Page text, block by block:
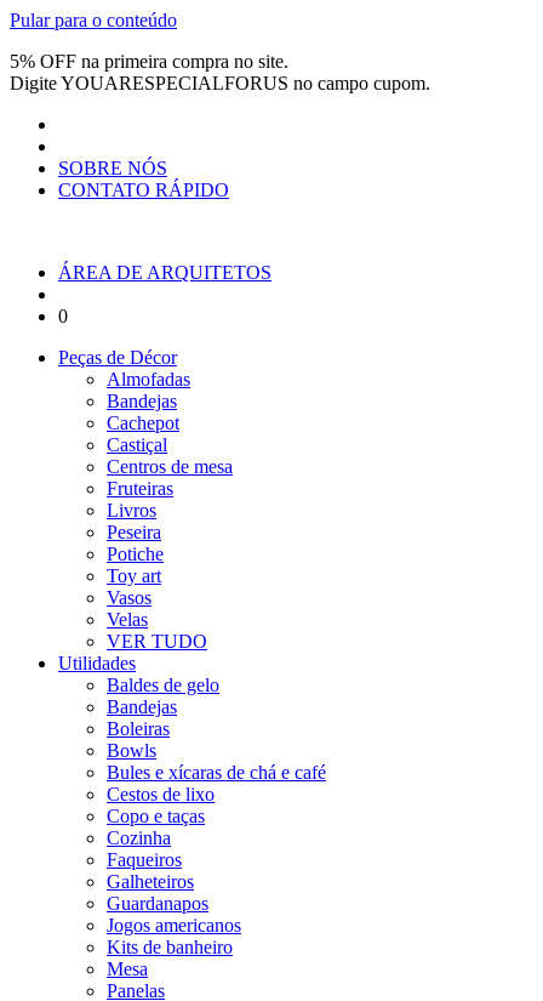
Pular para o conteúdo
5% OFF na primeira compra no site.
DigiteYOUARESPECIALFORUS no campo cupom.
SOBRE NÓS
CONTATO RÁPIDO
ÁREA DE ARQUITETOS
0
Peças de Décor
Almofadas
Bandejas
Cachepot
Castiçal
Centros de mesa
Fruteiras
Livros
Peseira
Potiche
Toy art
Vasos
Velas
VER TUDO
Utilidades
Baldes de gelo
Bandejas
Boleiras
Bowls
Bules e xícaras de chá e café
Cestos de lixo
Copo e taças
Cozinha
Faqueiros
Galheteiros
Guardanapos
Jogos americanos
Kits de banheiro
Mesa
Panelas